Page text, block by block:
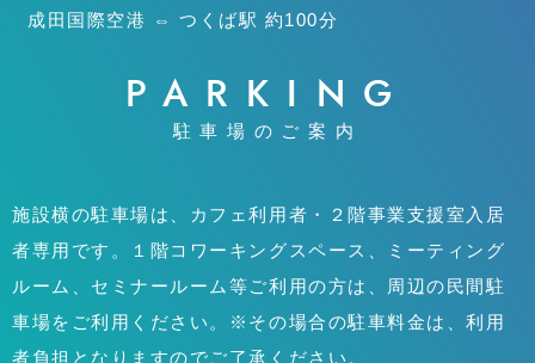
成田国際空港 ⇔ つくば駅 約100分
PARKING
駐車場のご案内
施設横の駐車場は、カフェ利用者・２階事業支援室入居
者専用です。１階コワーキングスペース、ミーティング
ルーム、セミナールーム等ご利用の方は、周辺の民間駐
車場をご利用ください。※その場合の駐車料金は、利用
者負担となりますのでご了承ください。